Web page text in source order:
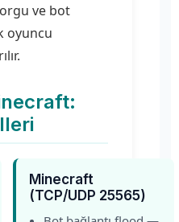
ve bot
oyuncu
Minecraft
(TCP/UDP 25565)